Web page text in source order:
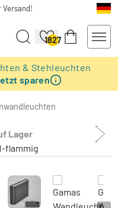
1827
& Stehleuchten
sparen
Lager